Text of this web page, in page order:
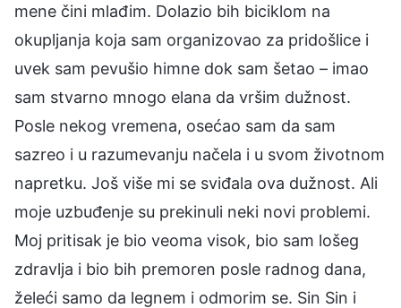
mene čini mlađim. Dolazio bih biciklom na
okupljanja koja sam organizovao za pridošlice i
uvek sam pevušio himne dok sam šetao – imao
sam stvarno mnogo elana da vršim dužnost.
Posle nekog vremena, osećao sam da sam
sazreo i u razumevanju načela i u svom životnom
napretku. Još više mi se sviđala ova dužnost. Ali
moje uzbuđenje su prekinuli neki novi problemi.
Moj pritisak je bio veoma visok, bio sam lošeg
zdravlja i bio bih premoren posle radnog dana,
želeći samo da legnem i odmorim se. Sin Sin i